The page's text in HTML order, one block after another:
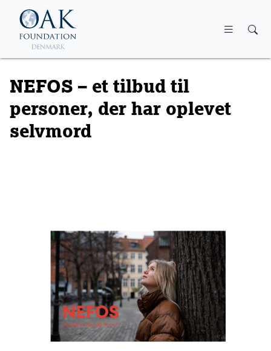
Skip to main content
NEFOS – et tilbud til
personer, der har oplevet
selvmord